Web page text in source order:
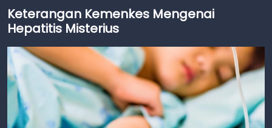
Keterangan Kemenkes Mengenai
Hepatitis Misterius